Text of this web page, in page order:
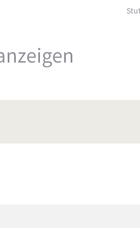
ein- oder auszuklappen